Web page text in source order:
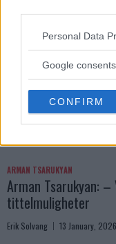
Please note that this
not limited to your
use your data for
consent section.
Personal Data
Google consents
CONFIRM
ARMAN TSARUKYAN
Arman Tsarukyan: –
tittelmuligheter
Erik Solvang 13 January,